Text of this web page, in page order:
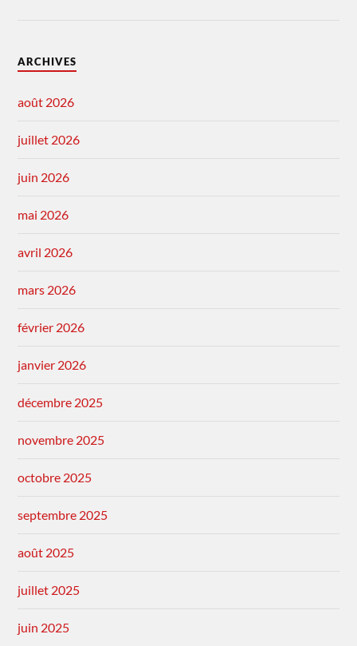
ARCHIVES
août 2026
juillet 2026
juin 2026
mai 2026
avril 2026
mars 2026
février 2026
janvier 2026
décembre 2025
novembre 2025
octobre 2025
septembre 2025
août 2025
juillet 2025
juin 2025